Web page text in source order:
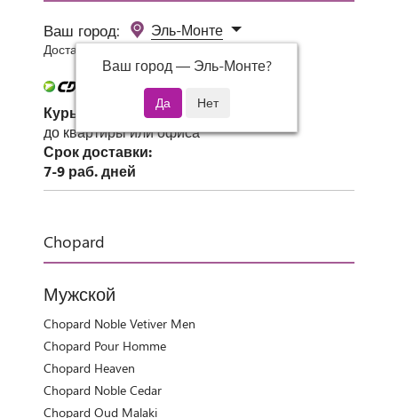
Ваш город:
Эль-Монте
Ваш город — Эль-Монте?
Доставка 0 руб при заказе от 3000 руб.
Курьер СДЭК
до квартиры или офиса
Срок доставки:
7-9 раб. дней
Chopard
Мужской
Chopard Noble Vetiver Men
Chopard Pour Homme
Chopard Heaven
Chopard Noble Cedar
Chopard Oud Malaki